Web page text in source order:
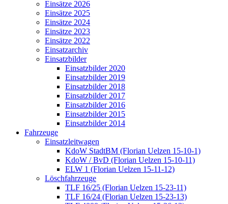
Einsätze 2026
Einsätze 2025
Einsätze 2024
Einsätze 2023
Einsätze 2022
Einsatzarchiv
Einsatzbilder
Einsatzbilder 2020
Einsatzbilder 2019
Einsatzbilder 2018
Einsatzbilder 2017
Einsatzbilder 2016
Einsatzbilder 2015
Einsatzbilder 2014
Fahrzeuge
Einsatzleitwagen
KdoW StadtBM (Florian Uelzen 15-10-1)
KdoW / BvD (Florian Uelzen 15-10-11)
ELW 1 (Florian Uelzen 15-11-12)
Löschfahrzeuge
TLF 16/25 (Florian Uelzen 15-23-11)
TLF 16/24 (Florian Uelzen 15-23-13)